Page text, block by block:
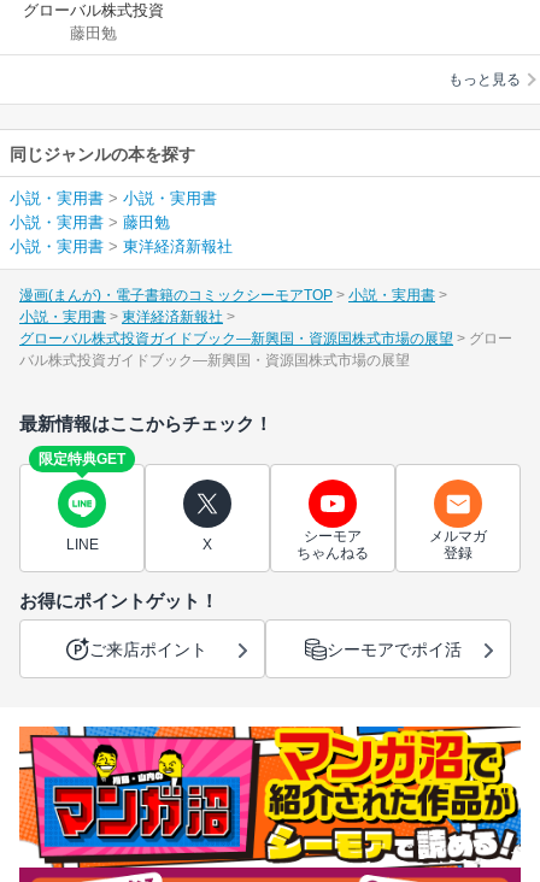
グローバル株式投資
ガイドブック―新興
国・資源国株式市場
藤田勉
もっと見る
同じジャンルの本を探す
小説・実用書 > 小説・実用書
小説・実用書 > 藤田勉
小説・実用書 > 東洋経済新報社
漫画(まんが)・電子書籍のコミックシーモアTOP
小説・実用書
小説・実用書
東洋経済新報社
グローバル株式投資ガイドブック―新興国・資源国株式市場の展望
グロー
バル株式投資ガイドブック―新興国・資源国株式市場の展望
最新情報はここからチェック！
限定特典GET
LINE X
シーモア
ちゃんねる
メルマガ
登録
お得にポイントゲット！
ご来店ポイント シーモアでポイ活